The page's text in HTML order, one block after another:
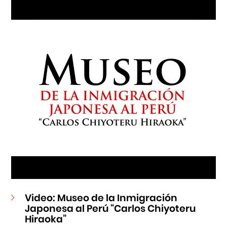
Video: Museo de la Inmigración
Japonesa al Perú “Carlos Chiyoteru
Hiraoka”